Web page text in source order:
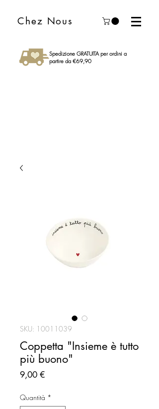
Chez Nous
Spedizione GRATUITA per ordini a
partire da €69,90
SKU: 10011039
Coppetta "Insieme è tutto
più buono"
9,00 €Prezzo
Quantità *